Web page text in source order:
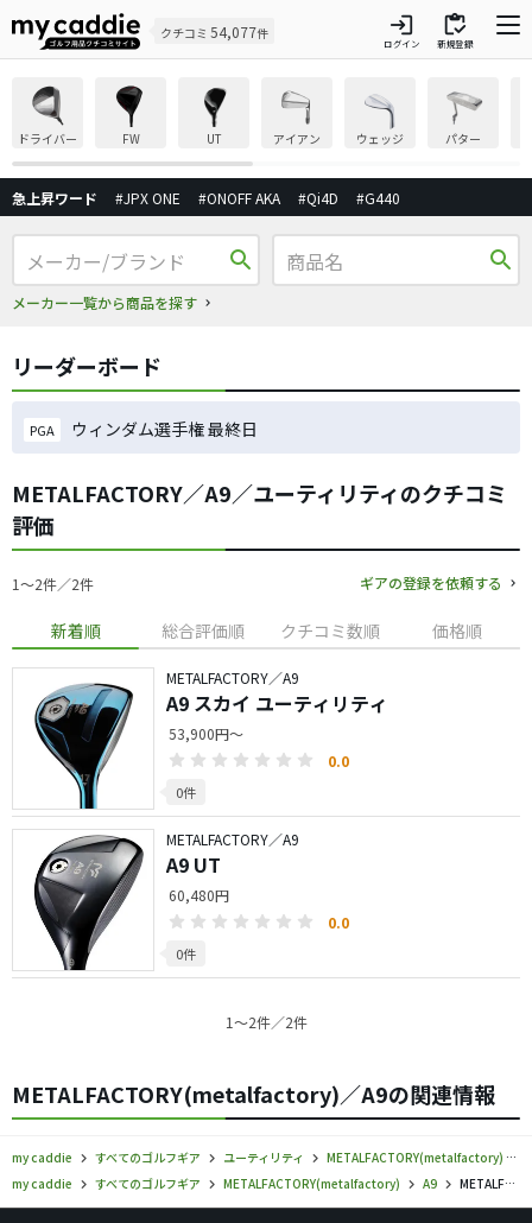
クチコミ 54,077件 login
ログイン
inventory
新規登録
ドライバー FW UT アイアン ウェッジ パター
急上昇ワード #JPX ONE #ONOFF AKA #Qi4D #G440
search
メーカー一覧から商品を探す
search
リーダーボード
PGA ウィンダム選手権 最終日
METALFACTORY／A9／ユーティリティのクチコミ
評価
1〜2件／2件 ギアの登録を依頼する
新着順 総合評価順 クチコミ数順 価格順
METALFACTORY／A9
A9 スカイ ユーティリティ
53,900円～
0.0
0件
METALFACTORY／A9
A9 UT
60,480円
0.0
0件
1〜2件／2件
METALFACTORY(metalfactory)／A9の関連情報
my caddie すべてのゴルフギア ユーティリティ METALFACTORY(metalfactory)
my caddie
すべてのゴルフギア METALFACTORY(metalfactory) A9 METALFACTORY／A9／ユーティリティの口コミ評価